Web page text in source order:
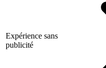
Expérience sans
publicité